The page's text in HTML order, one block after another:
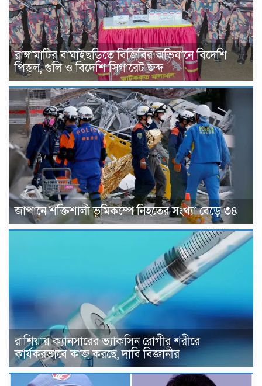
রাঙ্গামাটির বাঘাইছড়িতে বিজিবির অভিযানে বিদেশি
পিস্তল, গুলি ও বিদেশি সিগারেট জব্দ
জাপানে শক্তিশালী ভূমিকম্পে নিহতের সংখ্যা বেড়ে ৩৪
রাশিয়ায় ক্যানসারের ভ্যাকসিন রোগীর শরীরে
কার্যকরভাবে কাজ করছে, দাবি বিজ্ঞানীর